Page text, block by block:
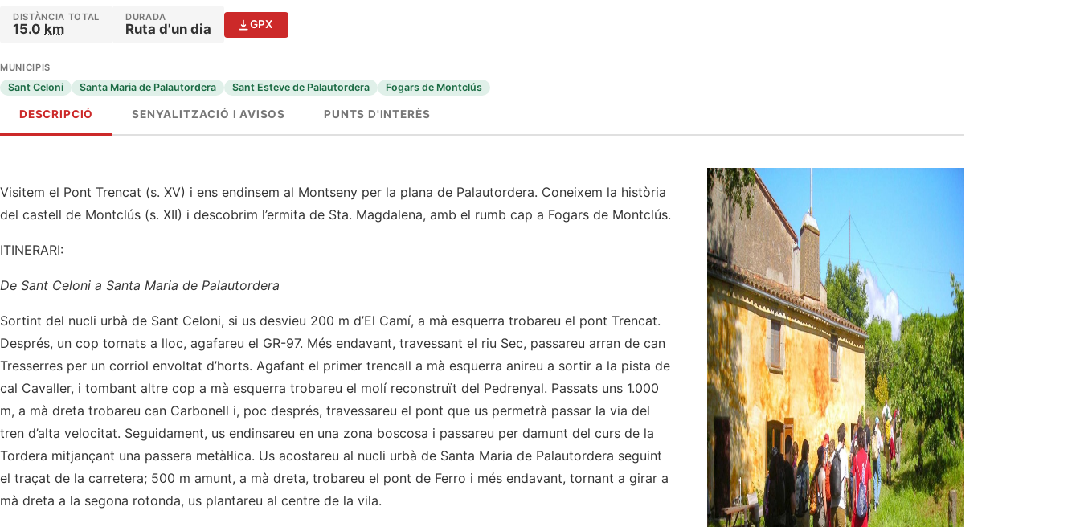
DISTÀNCIA TOTAL
15.0 km
DURADA
Ruta d'un dia GPX
MUNICIPIS
Sant Celoni Santa Maria de Palautordera Sant Esteve de Palautordera Fogars de Montclús
DESCRIPCIÓ SENYALITZACIÓ I AVISOS PUNTS D'INTERÈS
Visitem el Pont Trencat (s. XV) i ens endinsem al Montseny per la plana de Palautordera. Coneixem la història
del castell de Montclús (s. XII) i descobrim l’ermita de Sta. Magdalena, amb el rumb cap a Fogars de Montclús.
ITINERARI:
De Sant Celoni a Santa Maria de Palautordera
Sortint del nucli urbà de Sant Celoni, si us desvieu 200 m d’El Camí, a mà esquerra trobareu el pont Trencat.
Després, un cop tornats a lloc, agafareu el GR-97. Més endavant, travessant el riu Sec, passareu arran de can
Tresserres per un corriol envoltat d’horts. Agafant el primer trencall a mà esquerra anireu a sortir a la pista de
cal Cavaller, i tombant altre cop a mà esquerra trobareu el molí reconstruït del Pedrenyal. Passats uns 1.000
m, a mà dreta trobareu can Carbonell i, poc després, travessareu el pont que us permetrà passar la via del
tren d’alta velocitat. Seguidament, us endinsareu en una zona boscosa i passareu per damunt del curs de la
Tordera mitjançant una passera metàl·lica. Us acostareu al nucli urbà de Santa Maria de Palautordera seguint
el traçat de la carretera; 500 m amunt, a mà dreta, trobareu el pont de Ferro i més endavant, tornant a girar a
mà dreta a la segona rotonda, us plantareu al centre de la vila.